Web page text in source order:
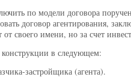
по модели договора
договор агентирования,
от своего имени, но за счет
в следующем:
застройщика (агента).